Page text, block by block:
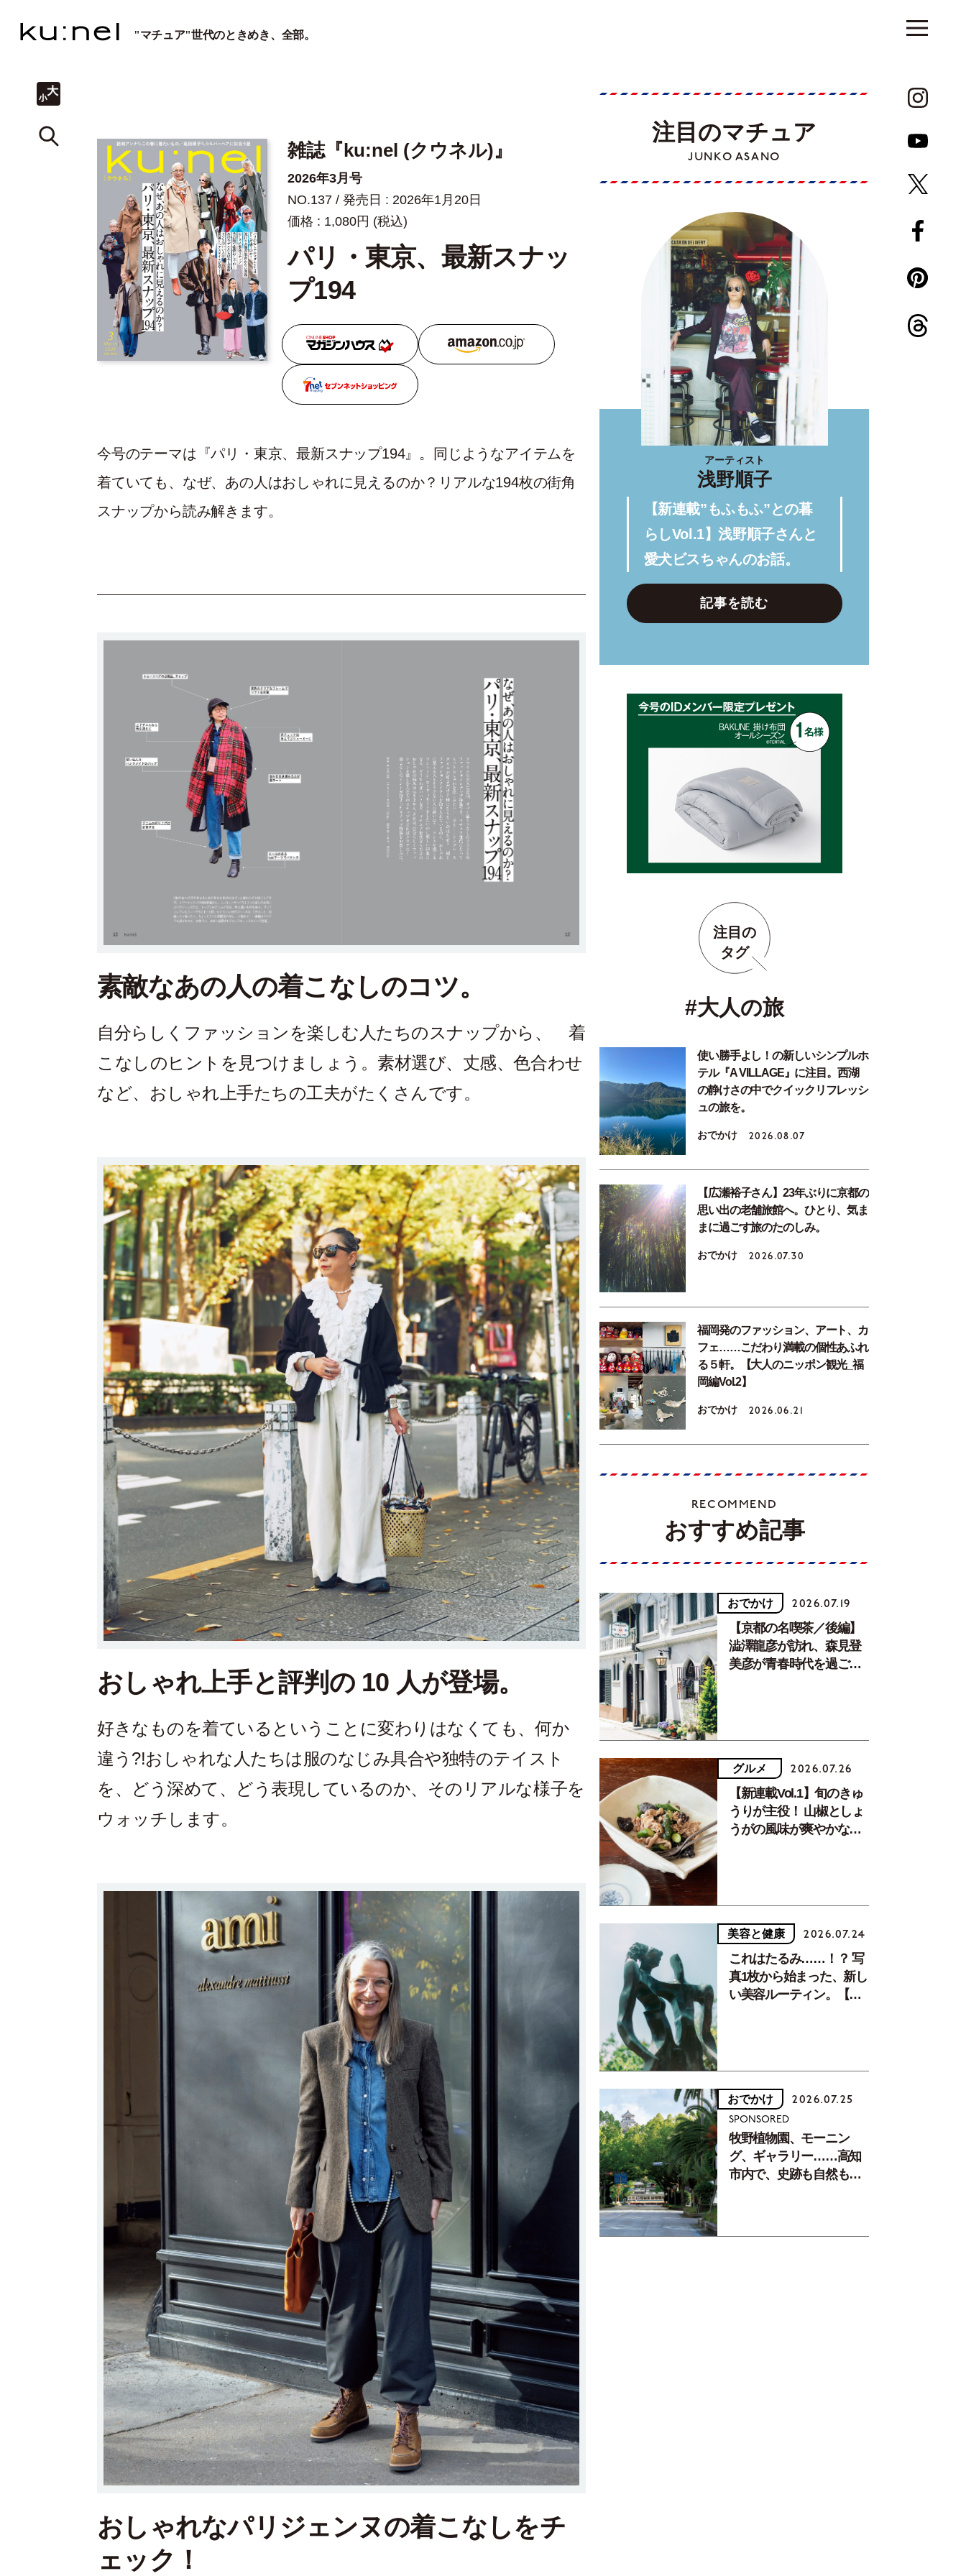
"マチュア"世代のときめき、全部。
雑誌『ku:nel (クウネル)』
2026年3月号
NO.137 / 発売日 : 2026年1月20日
価格 : 1,080円 (税込)
パリ・東京、最新スナッ
プ194
今号のテーマは『パリ・東京、最新スナップ194』。同じようなアイテムを
着ていても、なぜ、あの人はおしゃれに見えるのか？リアルな194枚の街角
スナップから読み解きます。
素敵なあの人の着こなしのコツ。
自分らしくファッションを楽しむ人たちのスナップから、 着
こなしのヒントを見つけましょう。素材選び、丈感、色合わせ
など、おしゃれ上手たちの工夫がたくさんです。
おしゃれ上手と評判の 10 人が登場。
好きなものを着ているということに変わりはなくても、何か
違う?!おしゃれな人たちは服のなじみ具合や独特のテイスト
を、どう深めて、どう表現しているのか、そのリアルな様子を
ウォッチします。
おしゃれなパリジェンヌの着こなしをチ
ェック！
注目のマチュア
JUNKO ASANO
アーティスト
浅野順子
【新連載”もふもふ”との暮
らしVol.1】浅野順子さんと
愛犬ビスちゃんのお話。
記事を読む
注目の
タグ
#大人の旅
使い勝手よし！の新しいシンプルホ
テル『A VILLAGE』に注目。西湖
の静けさの中でクイックリフレッシ
ュの旅を。
おでかけ 2026.08.07
【広瀬裕子さん】23年ぶりに京都の
思い出の老舗旅館へ。ひとり、気ま
まに過ごす旅のたのしみ。
おでかけ 2026.07.30
福岡発のファッション、アート、カ
フェ……こだわり満載の個性あふれ
る５軒。【大人のニッポン観光_福
岡編Vol.2】
おでかけ 2026.06.21
RECOMMEND
おすすめ記事
おでかけ 2026.07.19
【京都の名喫茶／後編】
澁澤龍彦が訪れ、森見登
美彦が青春時代を過ごし
グルメ 2026.07.26
【新連載Vol.1】旬のきゅ
うりが主役！ 山椒としょ
うがの風味が爽やかな、
美容と健康 2026.07.24
これはたるみ……！？ 写
真1枚から始まった、新し
い美容ルーティン。【中
おでかけ 2026.07.25
SPONSORED
牧野植物園、モーニン
グ、ギャラリー……高知
市内で、史跡も自然もグ